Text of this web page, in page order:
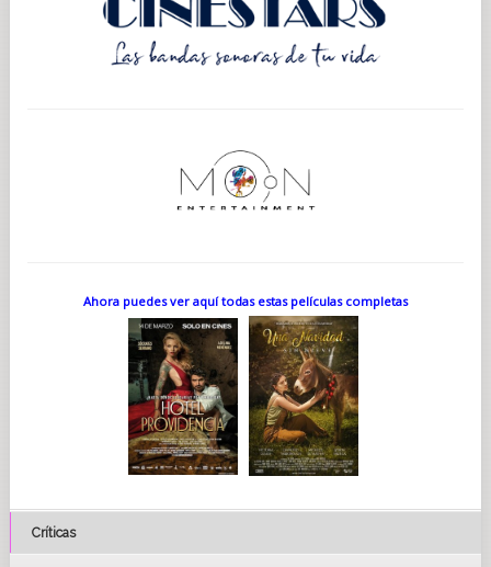
Ahora puedes ver aquí todas estas películas completas
Críticas